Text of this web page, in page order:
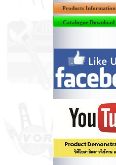
Products Information
Catalogue Download